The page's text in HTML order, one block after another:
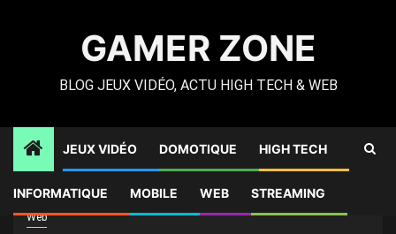
GAMER ZONE
BLOG JEUX VIDÉO, ACTU HIGH TECH & WEB
JEUX VIDÉO DOMOTIQUE HIGH TECH
INFORMATIQUE MOBILE WEB STREAMING
Web